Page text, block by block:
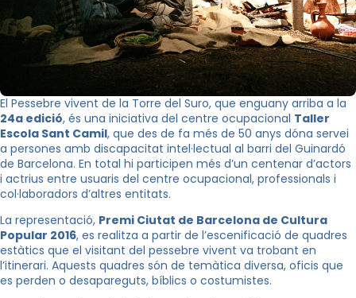
El Pessebre vivent de la Torre del Suro, que enguany arriba a la
24a edició, és una iniciativa del centre ocupacional Taller
Escola Sant Camil, que des de fa més de 50 anys dóna servei
a persones amb discapacitat intel·lectual al barri del Guinardó
de Barcelona. En total hi participen més d’un centenar d’actors
i actrius entre usuaris del centre ocupacional, professionals i
col·laboradors d’altres entitats.
La representació, Premi Ciutat de Barcelona de Cultura
Popular 2016, es realitza a partir de l’escenificació de quadres
estàtics que el visitant del pessebre vivent va trobant en
l’itinerari. Aquests quadres són de temàtica diversa, oficis que
es perden o desapareguts, bíblics o costumistes.